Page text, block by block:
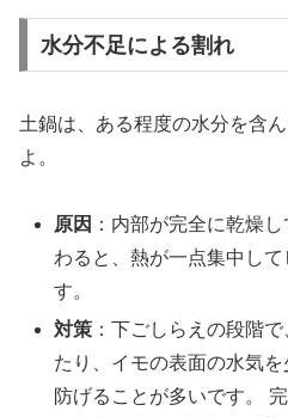
水分不足による割れ
土鍋は、ある程度の水分を含
よ。
原因 ：内部が完全に乾燥
わると、熱が一点集中し
す。
対策 ：下ごしらえの段階
たり、イモの表面の水気
防げることが多いです。